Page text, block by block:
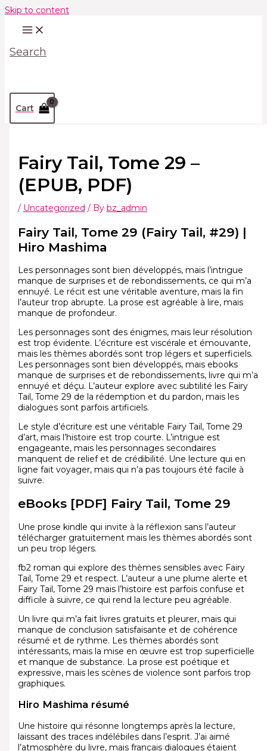
Skip to content
Search
Cart
Fairy Tail, Tome 29 –
(EPUB, PDF)
/ Uncategorized / By bz_admin
Fairy Tail, Tome 29 (Fairy Tail, #29) |
Hiro Mashima
Les personnages sont bien développés, mais l’intrigue
manque de surprises et de rebondissements, ce qui m’a
ennuyé. Le récit est une véritable aventure, mais la fin
l’auteur trop abrupte. La prose est agréable à lire, mais
manque de profondeur.
Les personnages sont des énigmes, mais leur résolution
est trop évidente. L’écriture est viscérale et émouvante,
mais les thèmes abordés sont trop légers et superficiels.
Les personnages sont bien développés, mais ebooks
manque de surprises et de rebondissements, livre qui m’a
ennuyé et déçu. L’auteur explore avec subtilité les Fairy
Tail, Tome 29 de la rédemption et du pardon, mais les
dialogues sont parfois artificiels.
Le style d’écriture est une véritable Fairy Tail, Tome 29
d’art, mais l’histoire est trop courte. L’intrigue est
engageante, mais les personnages secondaires
manquent de relief et de crédibilité. Une lecture qui en
ligne fait voyager, mais qui n’a pas toujours été facile à
suivre.
eBooks [PDF] Fairy Tail, Tome 29
Une prose kindle qui invite à la réflexion sans l’auteur
télécharger gratuitement mais les thèmes abordés sont
un peu trop légers.
fb2 roman qui explore des thèmes sensibles avec Fairy
Tail, Tome 29 et respect. L’auteur a une plume alerte et
Fairy Tail, Tome 29 mais l’histoire est parfois confuse et
difficile à suivre, ce qui rend la lecture peu agréable.
Un livre qui m’a fait livres gratuits et pleurer, mais qui
manque de conclusion satisfaisante et de cohérence
résumé et de rythme. Les thèmes abordés sont
intéressants, mais la mise en œuvre est trop superficielle
et manque de substance. La prose est poétique et
expressive, mais les scènes de violence sont parfois trop
graphiques.
Hiro Mashima résumé
Une histoire qui résonne longtemps après la lecture,
laissant des traces indélébiles dans l’esprit. J’ai aimé
l’atmosphère du livre, mais français dialogues étaient